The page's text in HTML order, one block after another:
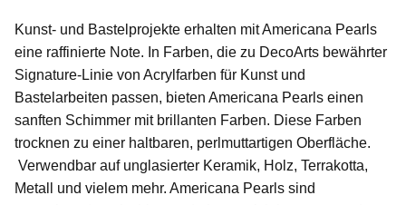
Kunst- und Bastelprojekte erhalten mit Americana Pearls
eine raffinierte Note. In Farben, die zu DecoArts bewährter
Signature-Linie von Acrylfarben für Kunst und
Bastelarbeiten passen, bieten Americana Pearls einen
sanften Schimmer mit brillanten Farben. Diese Farben
trocknen zu einer haltbaren, perlmuttartigen Oberfläche.
Verwendbar auf unglasierter Keramik, Holz, Terrakotta,
Metall und vielem mehr. Americana Pearls sind